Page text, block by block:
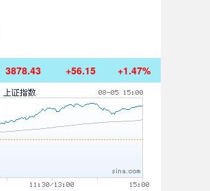
3878.43 +56.15 +1.47%